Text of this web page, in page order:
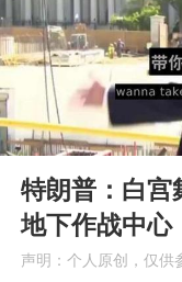
Play
00:00
特朗普：白宫
地下作战中心
声明：个人原创，仅供